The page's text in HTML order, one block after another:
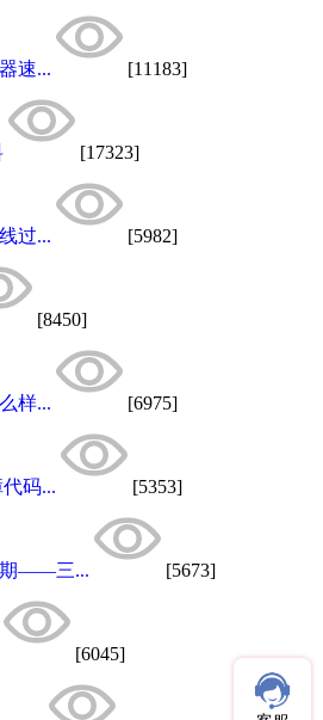
速... [11183]
[17323]
过... [5982]
[8450]
样... [6975]
码... [5353]
期——三... [5673]
[6045]